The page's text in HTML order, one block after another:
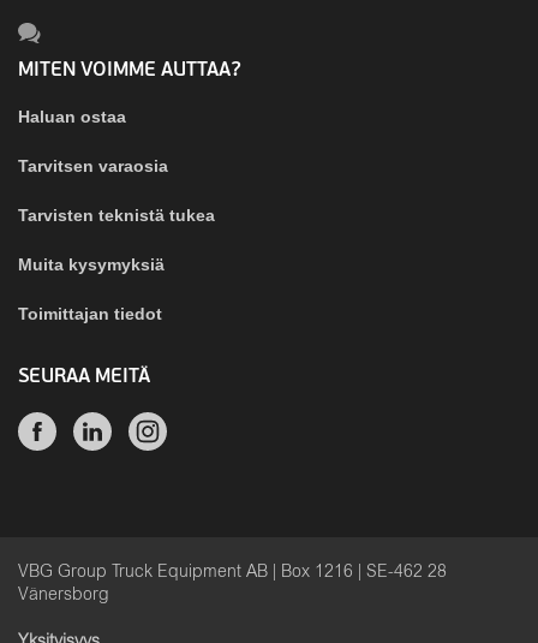
MITEN VOIMME AUTTAA?
Haluan ostaa
Tarvitsen varaosia
Tarvisten teknistä tukea
Muita kysymyksiä
Toimittajan tiedot
SEURAA MEITÄ
VBG Group Truck Equipment AB | Box 1216 | SE-462 28
Vänersborg